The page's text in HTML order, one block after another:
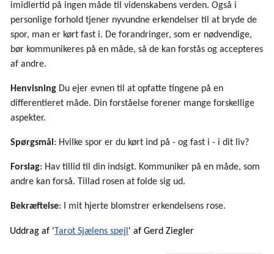
imidlertid på ingen måde til videnskabens verden. Også i
personlige forhold tjener nyvundne erkendelser til at bryde de
spor, man er kørt fast i. De forandringer, som er nødvendige,
bør kommunikeres på en måde, så de kan forstås og accepteres
af andre.
Henvisning Du ejer evnen til at opfatte tingene på en
differentieret måde. Din forståelse forener mange forskellige
aspekter.
Spørgsmål : Hvilke spor er du kørt ind på - og fast i - i dit liv?
Forslag: Hav tillid til din indsigt. Kommuniker på en måde, som
andre kan forså. Tillad rosen at folde sig ud.
Bekræftelse: I mit hjerte blomstrer erkendelsens rose.
Uddrag af 'Tarot Sjælens spejl ' af Gerd Ziegler